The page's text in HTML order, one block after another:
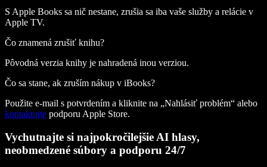
S Apple Books sa nič nestane, zrušia sa iba vaše služby a relácie v
Apple TV.
Čo znamená zrušiť knihu?
Pôvodná verzia knihy je nahradená inou verziou.
Čo sa stane, ak zruším nákup v iBooks?
Použite e‑mail s potvrdením a kliknite na „Nahlásiť problém“ alebo
kontaktujte podporu Apple Store.
Vychutnajte si najpokročilejšie AI hlasy,
neobmedzené súbory a podporu 24/7